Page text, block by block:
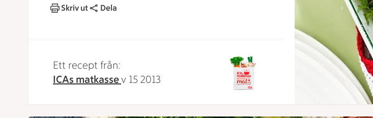
Skriv ut Dela
Ett recept från:
ICAs matkassev 15 2013